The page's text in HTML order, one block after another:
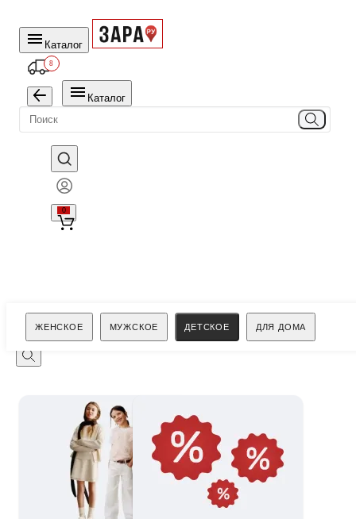
Каталог
8
Каталог
0
ЖЕНСКОЕ МУЖСКОЕ ДЕТСКОЕ ДЛЯ ДОМА
Поиск